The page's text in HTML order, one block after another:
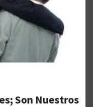
Son Nuestros